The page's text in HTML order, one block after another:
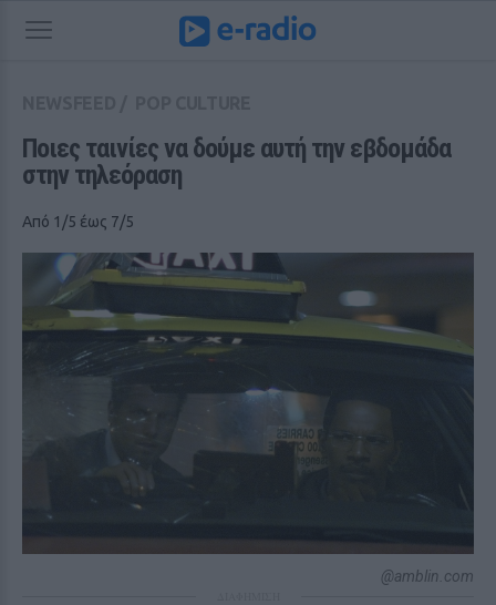
Ποιες ταινίες να δούμε αυτή την εβδομάδα
στην τηλεόραση
Από 1/5 έως 7/5
@amblin.com